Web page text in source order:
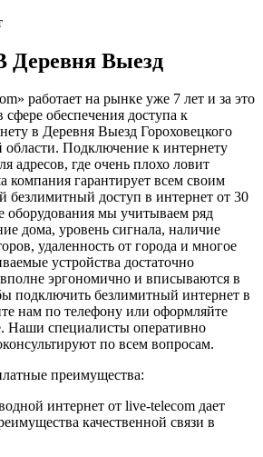
Выезд
работает на рынке уже 7 лет и за это
сфере обеспечения доступа к
в Деревня Выезд Гороховецкого
Подключение к интернету
адресов, где очень плохо ловит
компания гарантирует всем своим
безлимитный доступ в интернет от 30
мы учитываем ряд
дома, уровень сигнала, наличие
удаленность от города и многое
устройства достаточно
эргономично и вписываются в
подключить безлимитный интернет в
нам по телефону или оформляйте
Наши специалисты оперативно
по всем вопросам.
преимущества:
интернет от live-telecom дает
качественной связи в